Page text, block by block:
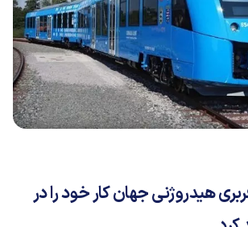
هیدروژنی جهان کار خود را در